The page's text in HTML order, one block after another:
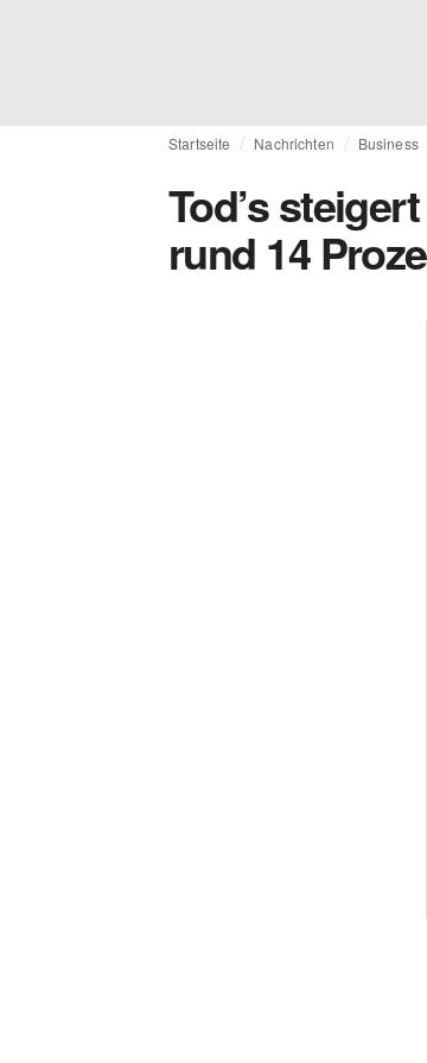
Startseite Nachrichten Business
Tod’s
rund 14